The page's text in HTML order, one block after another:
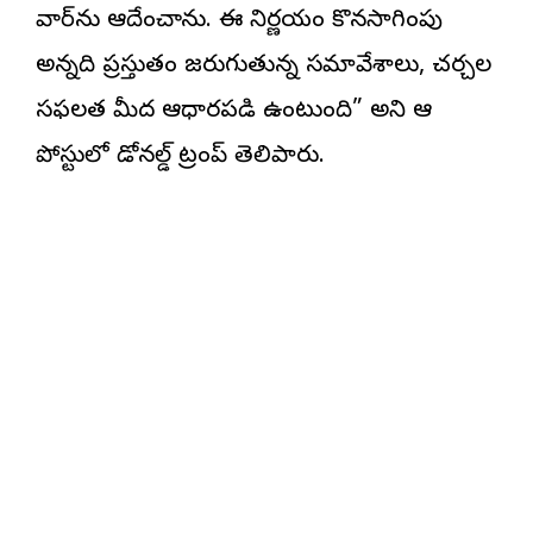
వార్‌ను ఆదేశించాను. ఈ నిర్ణయం కొనసాగింపు
అన్నది ప్రస్తుతం జరుగుతున్న సమావేశాలు, చర్చల
సఫలత మీద ఆధారపడి ఉంటుంది” అని ఆ
పోస్టులో డోనల్డ్ ట్రంప్ తెలిపారు.